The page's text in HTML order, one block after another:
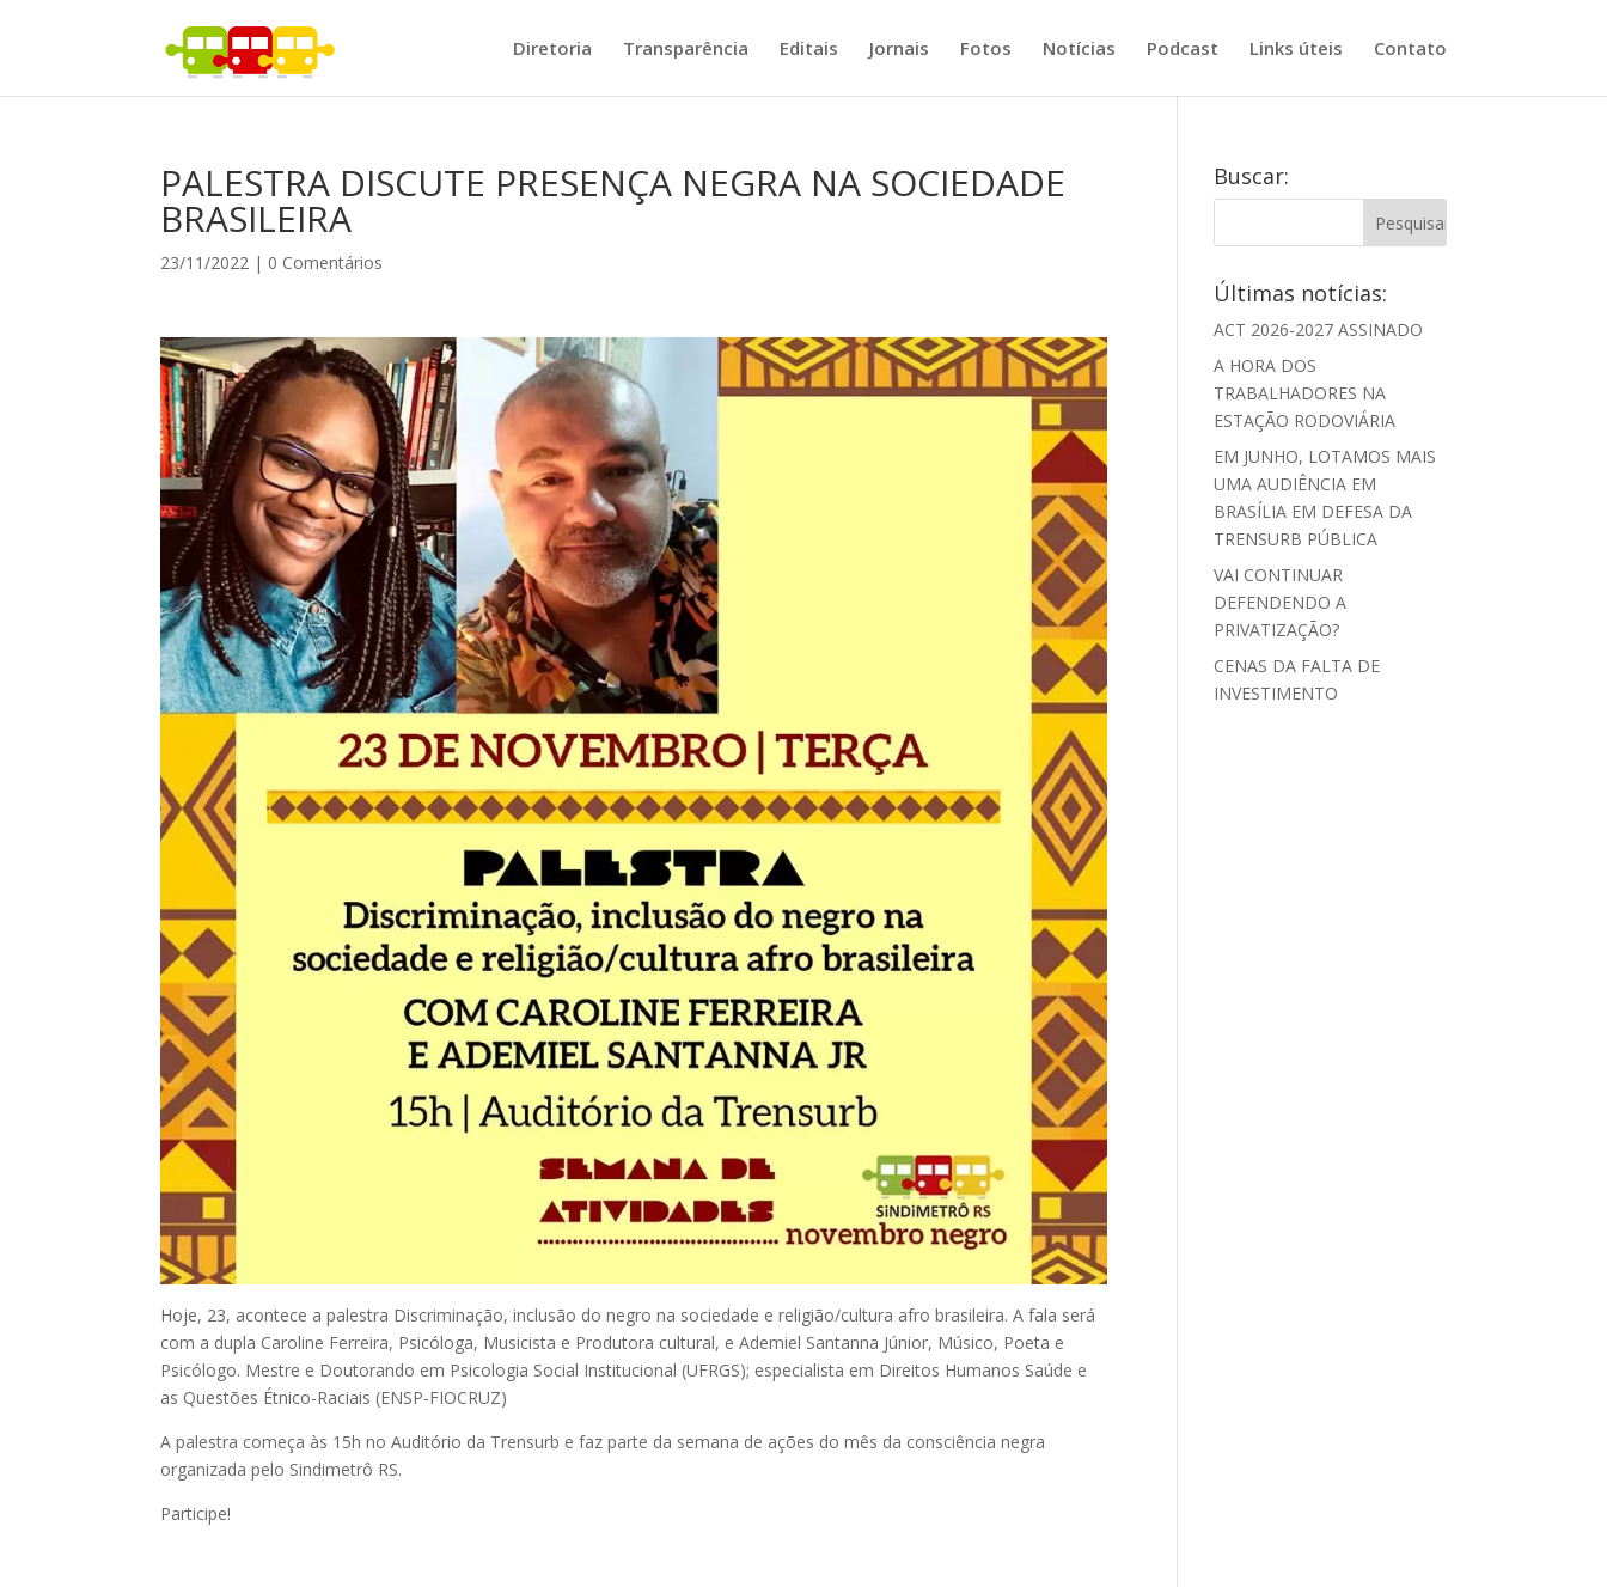
Diretoria Transparência Editais Jornais Fotos Notícias Podcast Links úteis Contato
PALESTRA DISCUTE PRESENÇA NEGRA NA SOCIEDADE
BRASILEIRA
23/11/2022 | 0 Comentários
Hoje, 23, acontece a palestra Discriminação, inclusão do negro na sociedade e religião/cultura afro brasileira. A fala será
com a dupla Caroline Ferreira, Psicóloga, Musicista e Produtora cultural, e Ademiel Santanna Júnior, Músico, Poeta e
Psicólogo. Mestre e Doutorando em Psicologia Social Institucional (UFRGS); especialista em Direitos Humanos Saúde e
as Questões Étnico-Raciais (ENSP-FIOCRUZ)
A palestra começa às 15h no Auditório da Trensurb e faz parte da semana de ações do mês da consciência negra
organizada pelo Sindimetrô RS.
Participe!
Buscar:
Últimas notícias:
ACT 2026-2027 ASSINADO
A HORA DOS
TRABALHADORES NA
ESTAÇÃO RODOVIÁRIA
EM JUNHO, LOTAMOS MAIS
UMA AUDIÊNCIA EM
BRASÍLIA EM DEFESA DA
TRENSURB PÚBLICA
VAI CONTINUAR
DEFENDENDO A
PRIVATIZAÇÃO?
CENAS DA FALTA DE
INVESTIMENTO